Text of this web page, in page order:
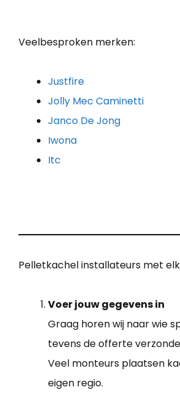
Veelbesproken merken:
Justfire
Jolly Mec Caminetti
Janco De Jong
Iwona
Itc
Pelletkachel installateurs met
Voer jouw gegevens in
Graag horen wij naar wie
tevens de offerte
Veel monteurs plaatsen
eigen regio.